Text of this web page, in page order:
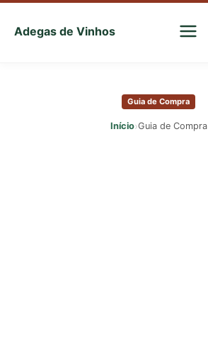
Adegas de Vinhos
Sua
Guia de Compra
Início›Guia de Compra